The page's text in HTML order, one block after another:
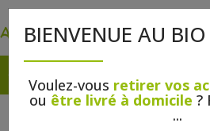
BIENVENUE AU
Voulez-vous retirer vos
ou être livré à domicile ?
...